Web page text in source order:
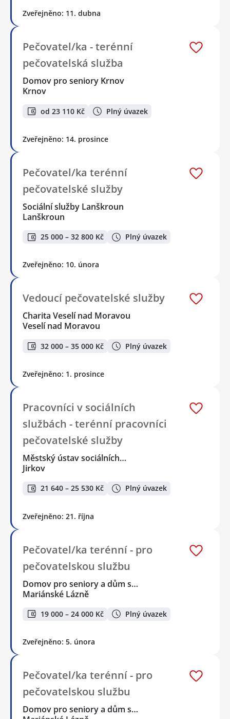
Zveřejněno: 11. dubna
Pečovatel/ka - terénní
pečovatelská služba
Domov pro seniory Krnov
Krnov
od 23 110 Kč Plný úvazek
Zveřejněno: 14. prosince
Pečovatel/ka terénní
pečovatelské služby
Sociální služby Lanškroun
Lanškroun
25 000 – 32 800 Kč Plný úvazek
Zveřejněno: 10. února
Vedoucí pečovatelské služby
Charita Veselí nad Moravou
Veselí nad Moravou
32 000 – 35 000 Kč Plný úvazek
Zveřejněno: 1. prosince
Pracovníci v sociálních
službách - terénní pracovníci
pečovatelské služby
Městský ústav sociálních…
Jirkov
21 640 – 25 530 Kč Plný úvazek
Zveřejněno: 21. října
Pečovatel/ka terénní - pro
pečovatelskou službu
Domov pro seniory a dům s…
Mariánské Lázně
19 000 – 24 000 Kč Plný úvazek
Zveřejněno: 5. února
Pečovatel/ka terénní - pro
pečovatelskou službu
Domov pro seniory a dům s…